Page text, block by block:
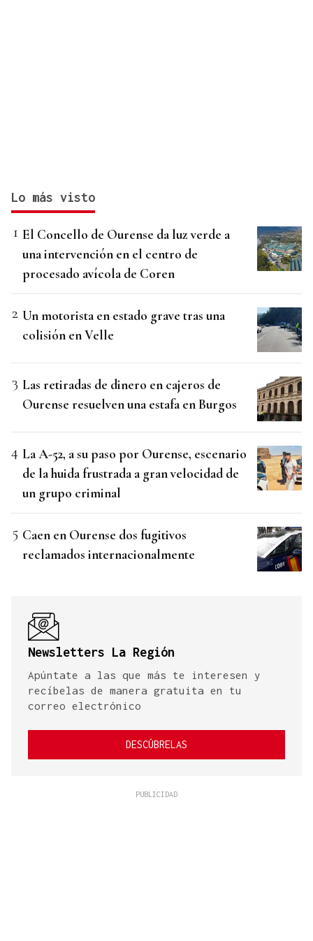
Lo más visto
El Concello de Ourense da luz verde a
una intervención en el centro de
procesado avícola de Coren
Un motorista en estado grave tras una
colisión en Velle
Las retiradas de dinero en cajeros de
Ourense resuelven una estafa en Burgos
La A-52, a su paso por Ourense, escenario
de la huida frustrada a gran velocidad de
un grupo criminal
Caen en Ourense dos fugitivos
reclamados internacionalmente
Newsletters La Región
Apúntate a las que más te interesen y
recíbelas de manera gratuita en tu
correo electrónico
DESCÚBRELAS